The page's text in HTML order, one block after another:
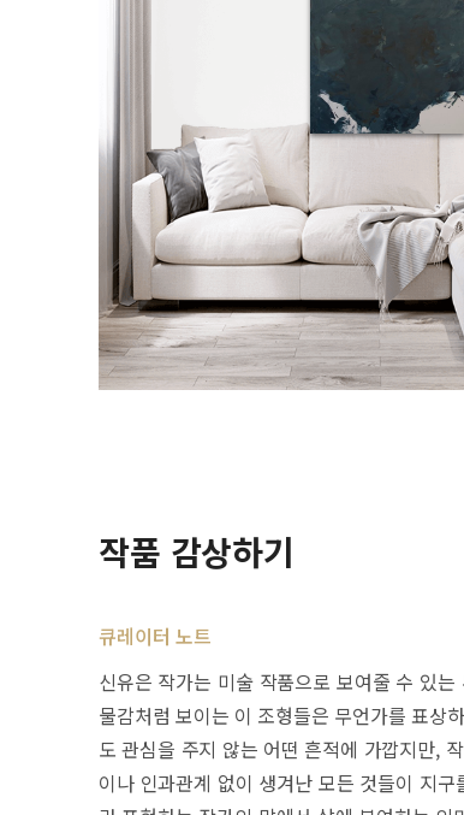
작품 감상하기
큐레이터 노트
신유은 작가는 미술 작품으로 보여줄 수 있
물감처럼 보이는 이 조형들은 무언가를 표상
도 관심을 주지 않는 어떤 흔적에 가깝지만,
이나 인과관계 없이 생겨난 모든 것들이 지